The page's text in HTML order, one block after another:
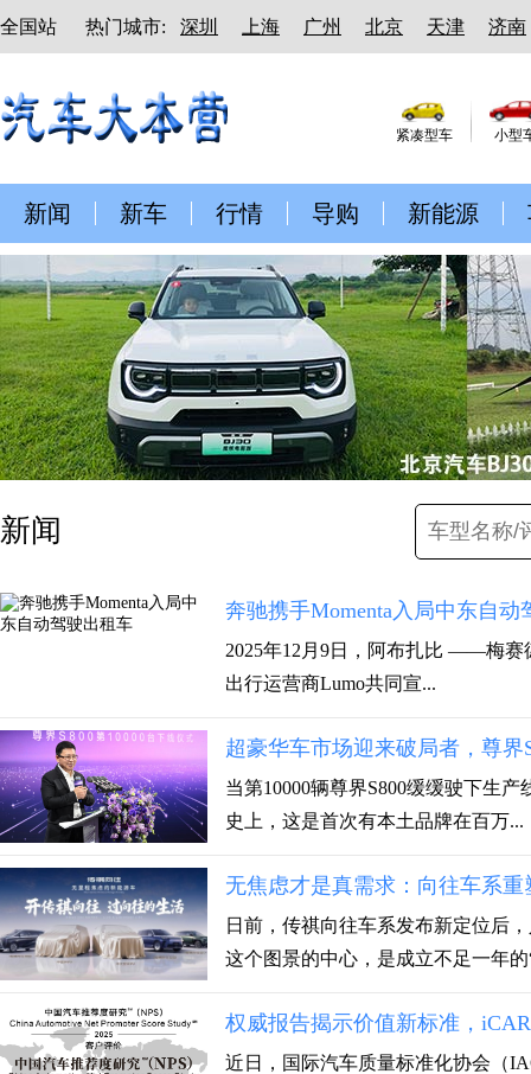
全国站 热门城市: 深圳 上海 广州 北京 天津 济南
紧凑型车 小型
新闻 新车 行情 导购 新能源
新闻
奔驰携手Momenta入局中东自动
2025年12月9日，阿布扎比 ——梅赛
出行运营商Lumo共同宣...
超豪华车市场迎来破局者，尊界
当第10000辆尊界S800缓缓驶下生
史上，这是首次有本土品牌在百万...
无焦虑才是真需求：向往车系
日前，传祺向往车系发布新定位后
这个图景的中心，是成立不足一年的
权威报告揭示价值新标准，
近日，国际汽车质量标准化协会（